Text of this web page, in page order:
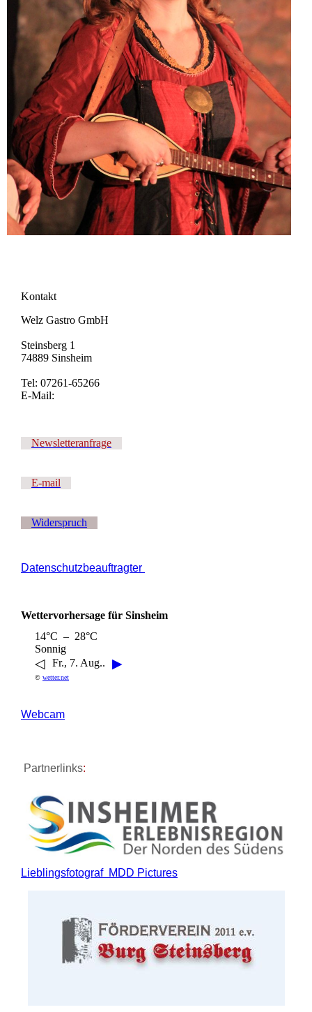
Kontakt
Welz Gastro GmbH
Steinsberg 1
74889 Sinsheim
Tel: 07261-65266
E-Mail:
Newsletteranfrage
E-mail
Widerspruch
Datenschutzbeauftragter
Wettervorhersage für Sinsheim
14°C – 28°C
Sonnig
◁ Fr., 7. Aug.. ▶
© wetter.net
Webcam
Partnerlinks:
Lieblingsfotograf MDD Pictures